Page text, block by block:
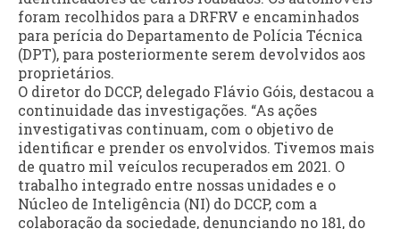
foram recolhidos para a DRFRV e encaminhados
para perícia do Departamento de Polícia Técnica
(DPT), para posteriormente serem devolvidos aos
proprietários.
O diretor do DCCP, delegado Flávio Góis, destacou a
continuidade das investigações. “As ações
investigativas continuam, com o objetivo de
identificar e prender os envolvidos. Tivemos mais
de quatro mil veículos recuperados em 2021. O
trabalho integrado entre nossas unidades e o
Núcleo de Inteligência (NI) do DCCP, com a
colaboração da sociedade, denunciando no 181, do